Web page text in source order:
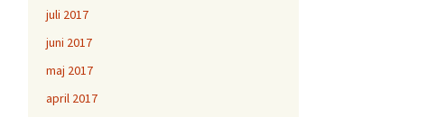
juli 2017
juni 2017
maj 2017
april 2017